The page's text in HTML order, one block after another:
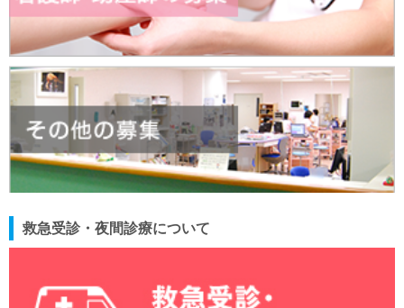
救急受診・夜間診療について